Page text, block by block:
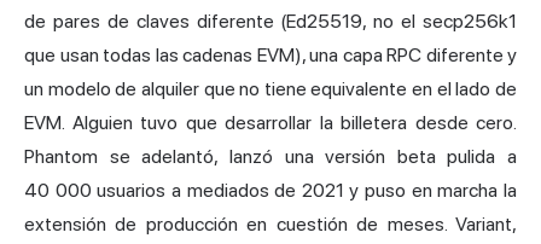
de pares de claves diferente (Ed25519, no el secp256k1
que usan todas las cadenas EVM), una capa RPC diferente y
un modelo de alquiler que no tiene equivalente en el lado de
EVM. Alguien tuvo que desarrollar la billetera desde cero.
Phantom se adelantó, lanzó una versión beta pulida a
40 000 usuarios a mediados de 2021 y puso en marcha la
extensión de producción en cuestión de meses. Variant,